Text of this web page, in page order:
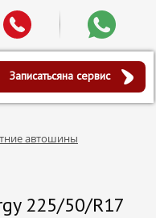
Записатьсяна сервис
автошины
225/50/R17